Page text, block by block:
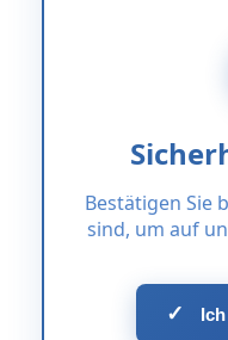
Bestätigen Sie
sind, um auf
✓